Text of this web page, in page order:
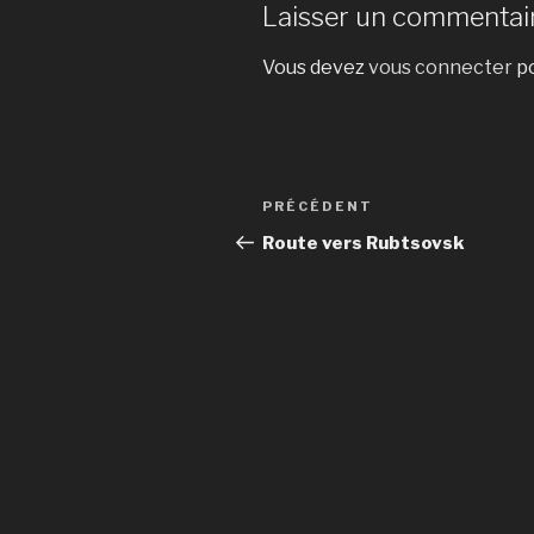
Laisser un
Vous devezvous connecter
Navigation
de
Article
précédent
PRÉCÉDENT
Route vers Rubtsovsk